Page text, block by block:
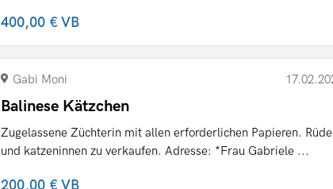
400,00 €VB
Gabi Moni
Balinese Kätzchen
Zugelassene Züchterin mit allen erforderlichen Papieren.
und katzeninnen zu verkaufen. Adresse: *Frau Gabriele ...
200,00 €VB